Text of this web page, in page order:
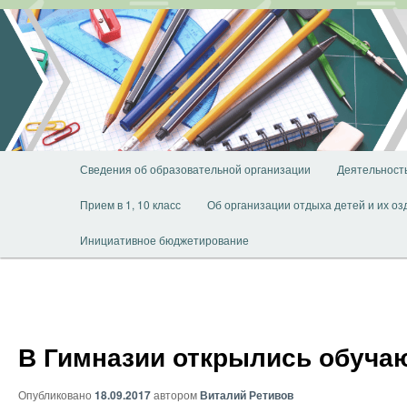
Перейти
основному
содержимому
Сведения об образовательной организации
Прием в 1, 10 класс Об организации отдыха детей и их
Инициативное бюджетирование
В Гимназии открылись
Опубликовано 18.09.2017авторомВиталий Ретивов